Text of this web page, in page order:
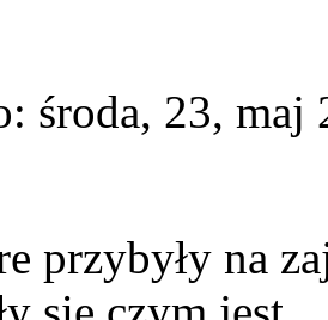
środa, 23, maj
przybyły na